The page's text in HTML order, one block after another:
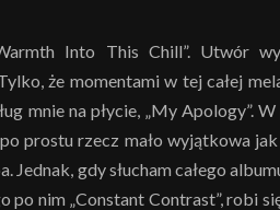
Into This Chill”. Utwór
że momentami w tej całej
mnie na płycie, „My Apology”.
prostu rzecz mało wyjątkowa
Jednak, gdy słucham całego
po nim „Constant Contrast”, robi